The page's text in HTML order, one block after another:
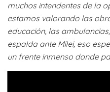
muchos intendentes de la
estamos valorando las
educación, las
espalda ante Milei, eso
un frente inmenso donde